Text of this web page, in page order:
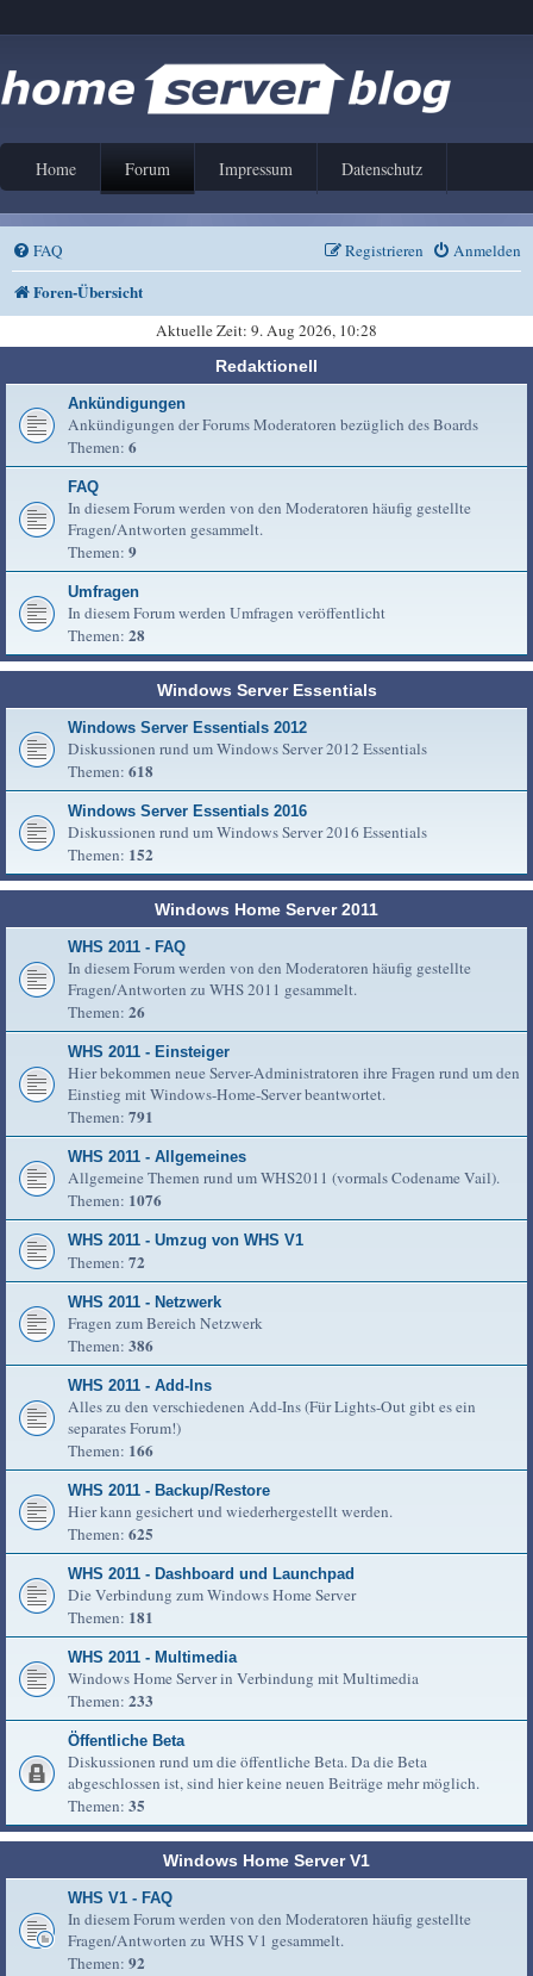
Home Forum Impressum Datenschutz
FAQ Anmelden
Registrieren
Foren-Übersicht
Aktuelle Zeit: 9. Aug 2026, 10:28
Redaktionell
Ankündigungen
Ankündigungen der Forums Moderatoren bezüglich des Boards
Themen: 6
FAQ
In diesem Forum werden von den Moderatoren häufig gestellte
Fragen/Antworten gesammelt.
Themen: 9
Umfragen
In diesem Forum werden Umfragen veröffentlicht
Themen: 28
Windows Server Essentials
Windows Server Essentials 2012
Diskussionen rund um Windows Server 2012 Essentials
Themen: 618
Windows Server Essentials 2016
Diskussionen rund um Windows Server 2016 Essentials
Themen: 152
Windows Home Server 2011
WHS 2011 - FAQ
In diesem Forum werden von den Moderatoren häufig gestellte
Fragen/Antworten zu WHS 2011 gesammelt.
Themen: 26
WHS 2011 - Einsteiger
Hier bekommen neue Server-Administratoren ihre Fragen rund um den
Einstieg mit Windows-Home-Server beantwortet.
Themen: 791
WHS 2011 - Allgemeines
Allgemeine Themen rund um WHS2011 (vormals Codename Vail).
Themen: 1076
WHS 2011 - Umzug von WHS V1
Themen: 72
WHS 2011 - Netzwerk
Fragen zum Bereich Netzwerk
Themen: 386
WHS 2011 - Add-Ins
Alles zu den verschiedenen Add-Ins (Für Lights-Out gibt es ein
separates Forum!)
Themen: 166
WHS 2011 - Backup/Restore
Hier kann gesichert und wiederhergestellt werden.
Themen: 625
WHS 2011 - Dashboard und Launchpad
Die Verbindung zum Windows Home Server
Themen: 181
WHS 2011 - Multimedia
Windows Home Server in Verbindung mit Multimedia
Themen: 233
Öffentliche Beta
Diskussionen rund um die öffentliche Beta. Da die Beta
abgeschlossen ist, sind hier keine neuen Beiträge mehr möglich.
Themen: 35
Windows Home Server V1
WHS V1 - FAQ
In diesem Forum werden von den Moderatoren häufig gestellte
Fragen/Antworten zu WHS V1 gesammelt.
Themen: 92